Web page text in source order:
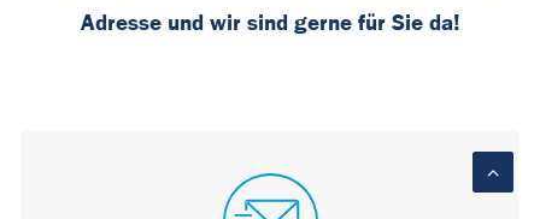
Adresse und wir sind gerne für Sie da!